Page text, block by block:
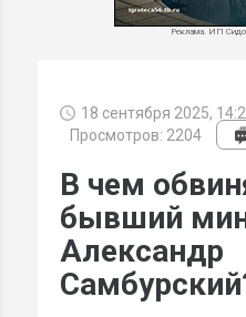
Реклама. ИП
18 сентября 2025,
Просмотров: 2204
В чем
бывший
Александр